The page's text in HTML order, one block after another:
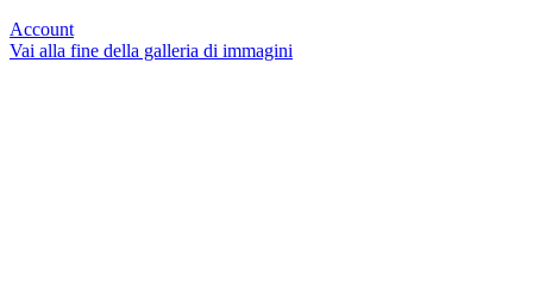
Account
Vai alla fine della galleria di immagini